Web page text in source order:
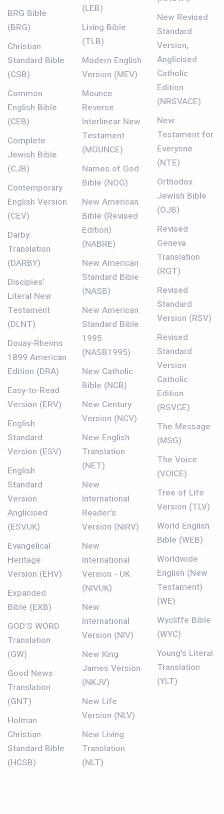
BRG Bible
(BRG)
Christian
Standard Bible
(CSB)
Common
English Bible
(CEB)
Complete
Jewish Bible
(CJB)
Contemporary
English Version
(CEV)
Darby
Translation
(DARBY)
Disciples’
Literal New
Testament
(DLNT)
Douay-Rheims
1899 American
Edition (DRA)
Easy-to-Read
Version (ERV)
English
Standard
Version (ESV)
English
Standard
Version
Anglicised
(ESVUK)
Evangelical
Heritage
Version (EHV)
Expanded
Bible (EXB)
GOD’S WORD
Translation
(GW)
Good News
Translation
(GNT)
Holman
Christian
Standard Bible
(HCSB)
(LEB)
Living Bible
(TLB)
Modern English
Version (MEV)
Mounce
Reverse
Interlinear New
Testament
(MOUNCE)
Names of God
Bible (NOG)
New American
Bible (Revised
Edition)
(NABRE)
New American
Standard Bible
(NASB)
New American
Standard Bible
1995
(NASB1995)
New Catholic
Bible (NCB)
New Century
Version (NCV)
New English
Translation
(NET)
New
International
Reader's
Version (NIRV)
New
International
Version - UK
(NIVUK)
New
International
Version (NIV)
New King
James Version
(NKJV)
New Life
Version (NLV)
New Living
Translation
(NLT)
New Revised
Standard
Version,
Anglicised
Catholic
Edition
(NRSVACE)
New
Testament for
Everyone
(NTE)
Orthodox
Jewish Bible
(OJB)
Revised
Geneva
Translation
(RGT)
Revised
Standard
Version (RSV)
Revised
Standard
Version
Catholic
Edition
(RSVCE)
The Message
(MSG)
The Voice
(VOICE)
Tree of Life
Version (TLV)
World English
Bible (WEB)
Worldwide
English (New
Testament)
(WE)
Wycliffe Bible
(WYC)
Young's Literal
Translation
(YLT)